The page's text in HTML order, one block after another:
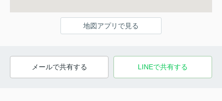
地図アプリで見る
メールで共有する LINEで共有する